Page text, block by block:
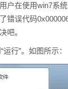
户在使用win7系
错误代码
吧。
行”。如图所示：